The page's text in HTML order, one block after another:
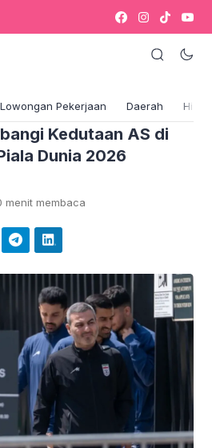
Lowongan Pekerjaan Daerah
Kedutaan AS di
Dunia 2026
menit membaca